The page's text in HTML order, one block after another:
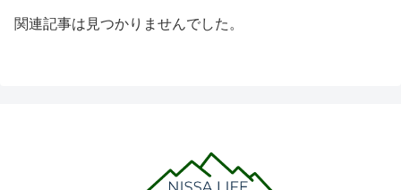
関連記事は見つかりませんでした。